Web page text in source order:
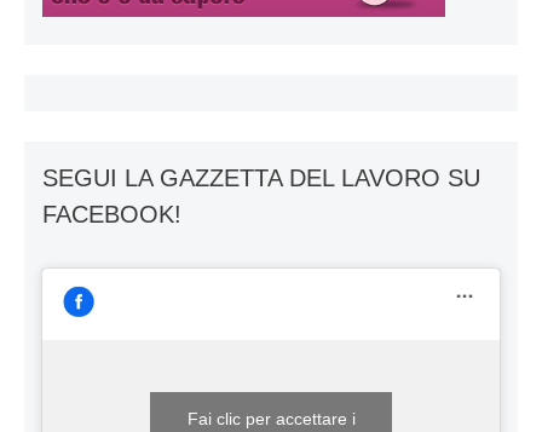
SEGUI LA GAZZETTA DEL LAVORO SU
FACEBOOK!
Fai clic per accettare i